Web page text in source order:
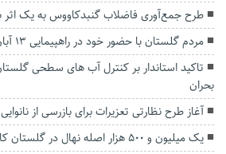
طرح جمع‌آوری فاضلاب گنبدکاووس به یک
مردم گلستان با حضور خود در راهپیمایی ۱۳ آبان حماسه آفریدند
تاکید استاندار بر کنترل آب های سطحی
بحران
آغاز طرح نظارتی تعزیرات برای بازرسی از
یک میلیون و ۵۰۰ هزار اصله نهال در گلستان کاشته شد